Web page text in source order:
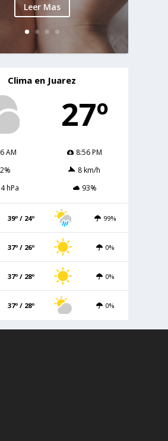
Leer Mas
Clima en Juarez
27º
AM
8:56 PM
8 km/h
hPa
93%
39º / 24º 99%
37º / 26º 0%
37º / 28º 0%
37º / 28º 0%